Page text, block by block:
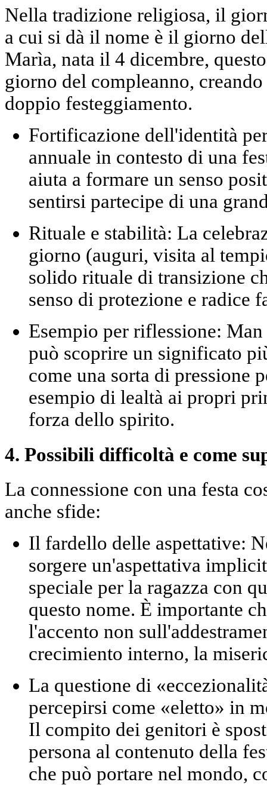
Nella tradizione religiosa, il
a cui si dà il nome è il giorno
Marìa, nata il 4 dicembre,
giorno del compleanno,
doppio festeggiamento.
Fortificazione dell'identità
annuale in contesto di una
aiuta a formare un senso
sentirsi partecipe di una
Rituale e stabilità: La
giorno (auguri, visita al
solido rituale di transizione
senso di protezione e radice
Esempio per riflessione: Man
può scoprire un significato
come una sorta di pressione
esempio di lealtà ai propri
forza dello spirito.
4. Possibili difficoltà e come
La connessione con una festa
anche sfide:
Il fardello delle aspettative:
sorgere un'aspettativa
speciale per la ragazza con
questo nome. È importante
l'accento non
crecimiento interno, la
La questione di
percepirsi come «eletto» in
Il compito dei genitori è
persona al contenuto della
che può portare nel mondo,